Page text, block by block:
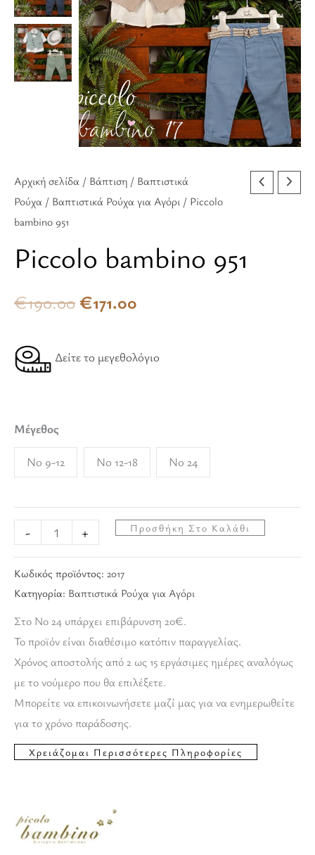
Αρχική σελίδα / Βάπτιση / Βαπτιστικά
Ρούχα / Βαπτιστικά Ρούχα για Αγόρι / Piccolo
bambino 951
Piccolo bambino 951
€190.00
€190.00.
€171.00
είναι:
€171.00.
Δείτε το μεγεθολόγιο
Μέγεθος
No 9-12 No 12-18 No 24
- + Προσθήκη Στο Καλάθι
Κωδικός προϊόντος: 2017
Κατηγορία: Βαπτιστικά Ρούχα για Αγόρι
Στο Νο 24 υπάρχει επιβάρυνση 20€.
Το προϊόν είναι διαθέσιμο κατόπιν παραγγελίας.
Χρόνος αποστολής από 2 ως 15 εργάσιμες ημέρες αναλόγως
με το νούμερο που θα επιλέξετε.
Μπορείτε να επικοινωνήσετε μαζί μας για να ενημερωθείτε
για το χρόνο παράδοσης.